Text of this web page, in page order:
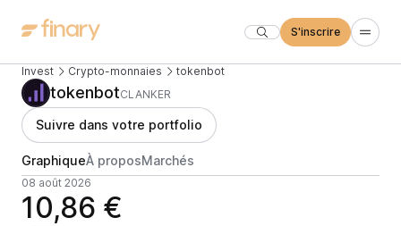
S'inscrire
Invest Crypto-monnaies tokenbot
tokenbotCLANKER
Suivre dans votre portfolio
GraphiqueÀ proposMarchés
08 août 2026
10,86 €